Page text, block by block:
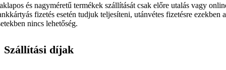
és nagyméretű termékek szállítását csak előre utalás vagy
fizetés esetén tudjuk teljesíteni, utánvétes fizetésre ezekben
nincs lehetőség.
Szállítási díjak